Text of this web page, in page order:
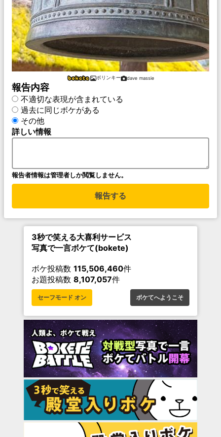
ポリンキー dave massie
報告内容
不適切な表現が含まれている
過去に同じボケがある
その他
詳しい情報
報告者情報は管理者しか閲覧しません。
報告する
3秒で笑える大喜利サービス
写真で一言ボケて(bokete)
ボケ投稿数 115,506,460件
お題投稿数 8,107,057件
セーフモード オン ボケてへようこそ